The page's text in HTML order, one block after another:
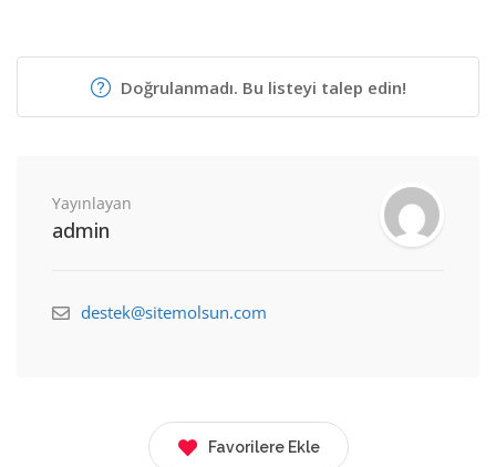
Doğrulanmadı. Bu listeyi talep edin!
Yayınlayan
admin
destek@sitemolsun.com
Favorilere Ekle